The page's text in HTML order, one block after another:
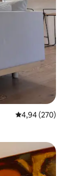
Средна
4,94 (270)